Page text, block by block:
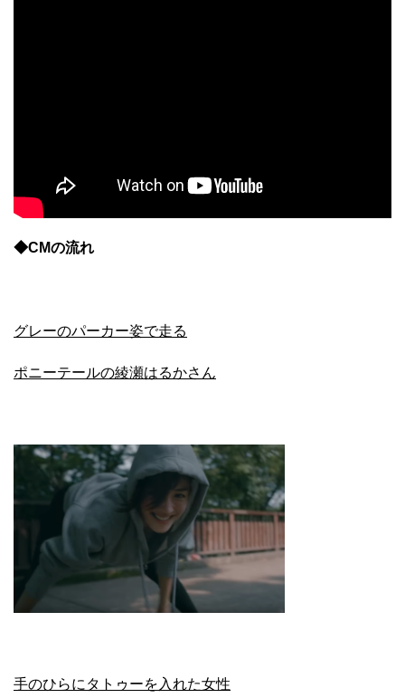
◆CMの流れ
グレーのパーカー姿で走る
ポニーテールの綾瀬はるかさん
手のひらにタトゥーを入れた女性